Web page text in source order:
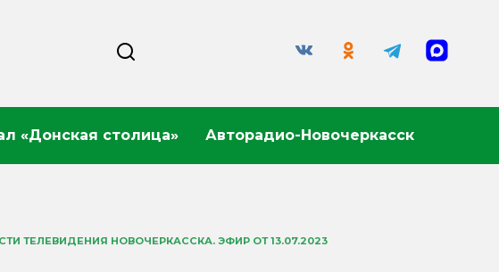
«Донская столица» Авторадио-Новочеркасск
ТЕЛЕВИДЕНИЯ НОВОЧЕРКАССКА. ЭФИР ОТ 13.07.2023